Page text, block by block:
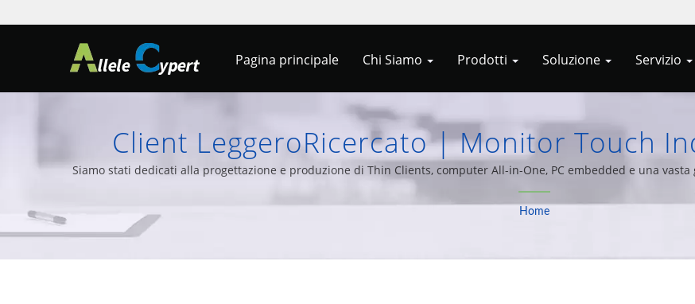
Pagina principale Chi Siamo Prodotti Soluzione Servizio
Client LeggeroRicercato | Monitor Touch
Sistemi Incorporati Da Allele
Siamo stati dedicati alla progettazione e produzione di Thin Clients, computer All-in-One, PC embedded e una
da oltre 20 anni di esperienza.
Home